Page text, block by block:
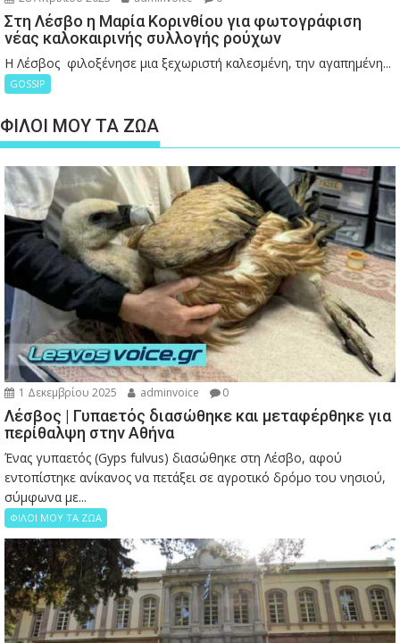
Στη Λέσβο η Μαρία Κορινθίου για φωτογράφιση
νέας καλοκαιρινής συλλογής ρούχων
Η Λέσβος φιλοξένησε μια ξεχωριστή καλεσμένη, την αγαπημένη...
GOSSIP
ΦΙΛΟΙ ΜΟΥ ΤΑ ΖΩΑ
1 Δεκεμβρίου 2025 adminvoice 0
Λέσβος | Γυπαετός διασώθηκε και μεταφέρθηκε για
περίθαλψη στην Αθήνα
Ένας γυπαετός (Gyps fulvus) διασώθηκε στη Λέσβο, αφού
εντοπίστηκε ανίκανος να πετάξει σε αγροτικό δρόμο του νησιού,
σύμφωνα με...
ΦΙΛΟΙ ΜΟΥ ΤΑ ΖΩΑ